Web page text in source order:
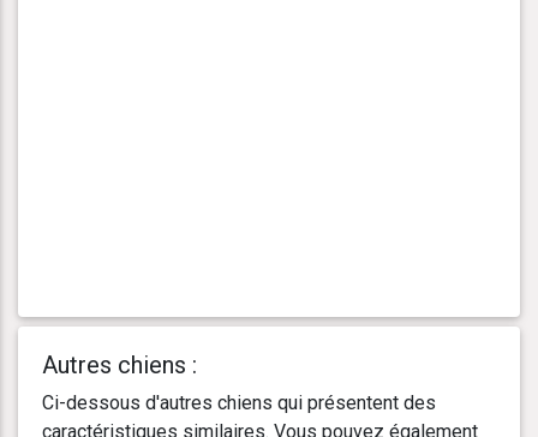
Autres chiens :
Ci-dessous d'autres chiens qui présentent des
caractéristiques similaires. Vous pouvez également